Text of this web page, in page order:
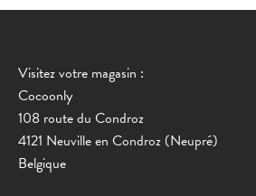
Visitez votre magasin :
Cocoonly
108 route du Condroz
4121 Neuville en Condroz (Neupré)
Belgique